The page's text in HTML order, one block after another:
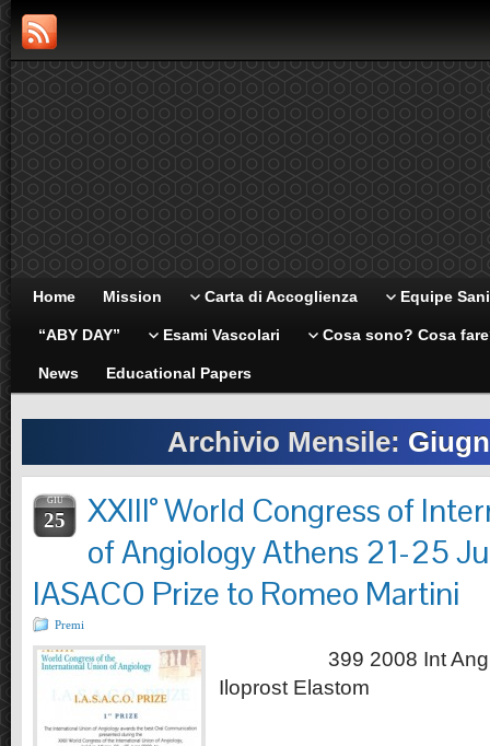
Home Mission Carta di Accoglienza Equipe
“ABY DAY” Esami Vascolari Cosa sono? Cosa
News Educational Papers
Archivio Mensile:
GIU
25
XXIII° World Congress of
of Angiology Athens 21-25
IASACO Prize to Romeo Martini
Premi
399 2008 Int Angiol
Iloprost Elastom